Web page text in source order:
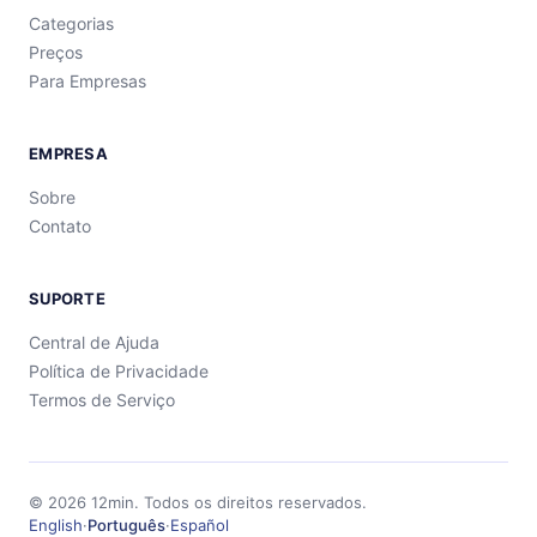
Categorias
Preços
Para Empresas
EMPRESA
Sobre
Contato
SUPORTE
Central de Ajuda
Política de Privacidade
Termos de Serviço
© 2026 12min. Todos os direitos reservados.
English·Português·Español